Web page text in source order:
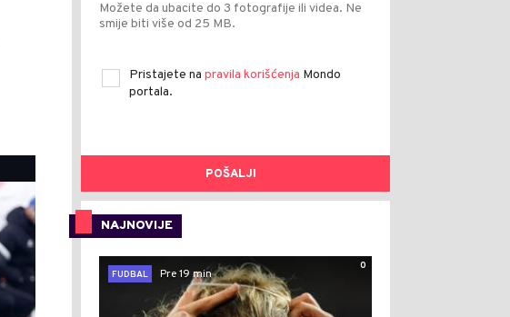
Možete da ubacite do 3 fotografije ili videa. Ne
smije biti više od 25 MB.
Pristajete na pravila korišćenja Mondo
portala.
POŠALJI
NAJNOVIJE
0
FUDBAL
Pre 19 min